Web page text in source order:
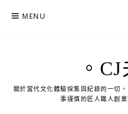
MENU
。
關於當代文化體驗採集與紀錄的一切
事謹慎的匠人職人創